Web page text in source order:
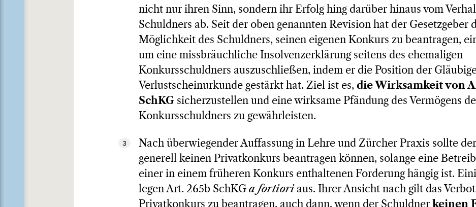
nicht nur ihren Sinn, sondern ihr Erfolg hing darüber hinaus vom
Schuldners ab. Seit der oben genannten Revision hat der Gesetzgeber
Möglichkeit des Schuldners, seinen eigenen Konkurs zu beantragen,
um eine missbräuchliche Insolvenzerklärung seitens des ehemaligen
Konkursschuldners auszuschließen, indem er die Position der
Verlustscheinurkunde gestärkt hat. Ziel ist es, die Wirksamkeit von
SchKG sicherzustellen und eine wirksame Pfändung des Vermögens
Konkursschuldners zu gewährleisten.
3
Nach überwiegender Auffassung in Lehre und Zürcher Praxis sollte
generell keinen Privatkonkurs beantragen können, solange eine
einer in einem früheren Konkurs enthaltenen Forderung hängig ist.
legen Art. 265b SchKG a fortiori aus. Ihrer Ansicht nach gilt das
Privatkonkurs zu beantragen, auch dann, wenn der Schuldner keinen